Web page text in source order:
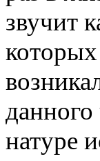
звучит
натуре